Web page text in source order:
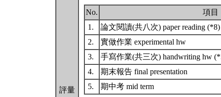
評量
No.
項目
1.
論文閱讀(共八次) paper reading
2.
實做作業 experimental hw
3.
手寫作業(共三次) handwriting hw
4.
期末報告 final presentation
5.
期中考 mid term